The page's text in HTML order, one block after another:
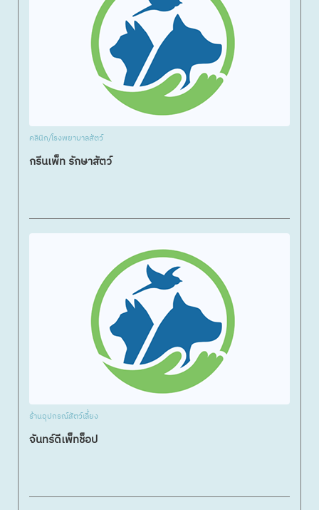
คลินิก/โรงพยาบาลสัตว์
กรีนเพ็ท รักษาสัตว์
ร้านอุปกรณ์สัตว์เลี้ยง
จันทร์ดีเพ็ทช็อป